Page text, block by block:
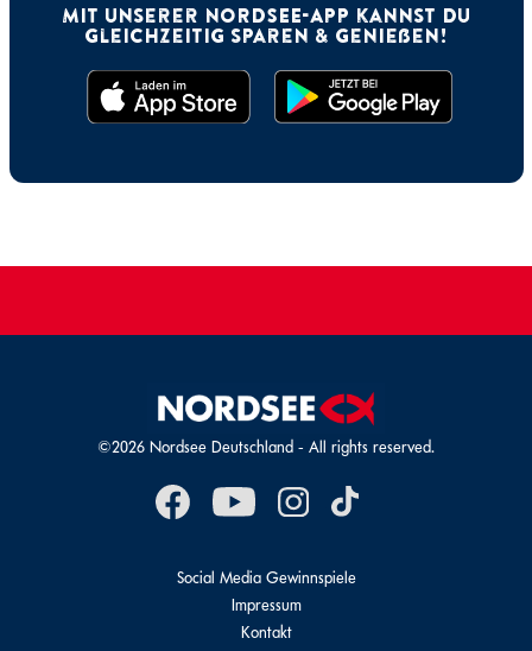
Mit unserer NORDSEE-App kannst Du
gleichzeitig sparen & genießen!
©2026 Nordsee Deutschland - All rights reserved.
Social Media Gewinnspiele
Impressum
Kontakt